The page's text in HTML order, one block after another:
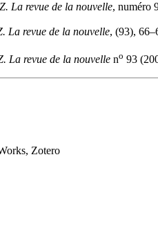
La revue de la nouvelle, numéro
La revue de la nouvelle, (93),
La revue de la nouvelle no 93
Zotero